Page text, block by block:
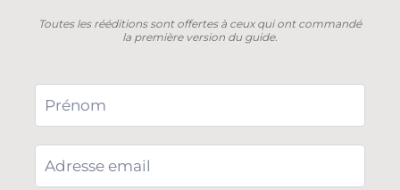
Toutes les rééditions sont offertes à ceux qui ont commandé
la première version du guide.